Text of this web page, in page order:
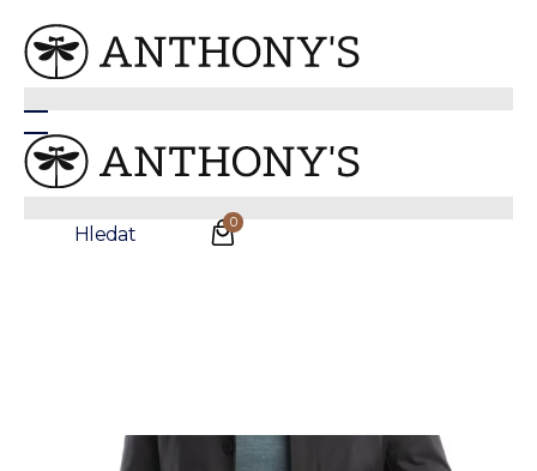
Hledat
0
Anthonys / Oblečení / Bundy a pláště
Tmavě modrý voděodolný kabát Spitalfields